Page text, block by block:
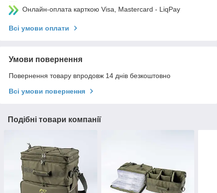
Онлайн-оплата карткою Visa, Mastercard - LiqPay
Всі умови оплати
Умови повернення
Повернення товару впродовж 14 днів безкоштовно
Всі умови повернення
Подібні товари компанії